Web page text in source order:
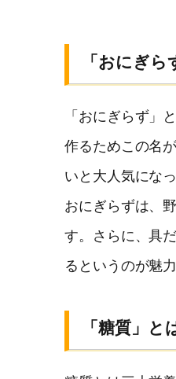
「おにぎら
「おにぎらず」
作るためこの名
いと大人気にな
おにぎらずは、
す。さらに、具
るというのが魅力
「糖質」と